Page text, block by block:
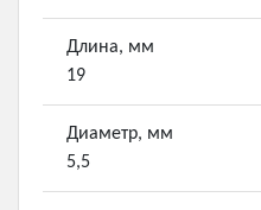
Длина, мм
19
Диаметр, мм
5,5